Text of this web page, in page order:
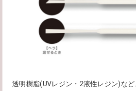
透明樹脂(UVレジン・2液性レジン)な